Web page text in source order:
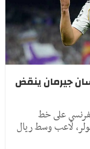
جيرمان ينقض
على خط
لاعب وسط ريال